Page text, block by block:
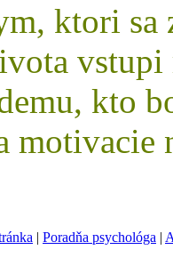
ktori
kto
motivacie
| Poradňa psychológa |